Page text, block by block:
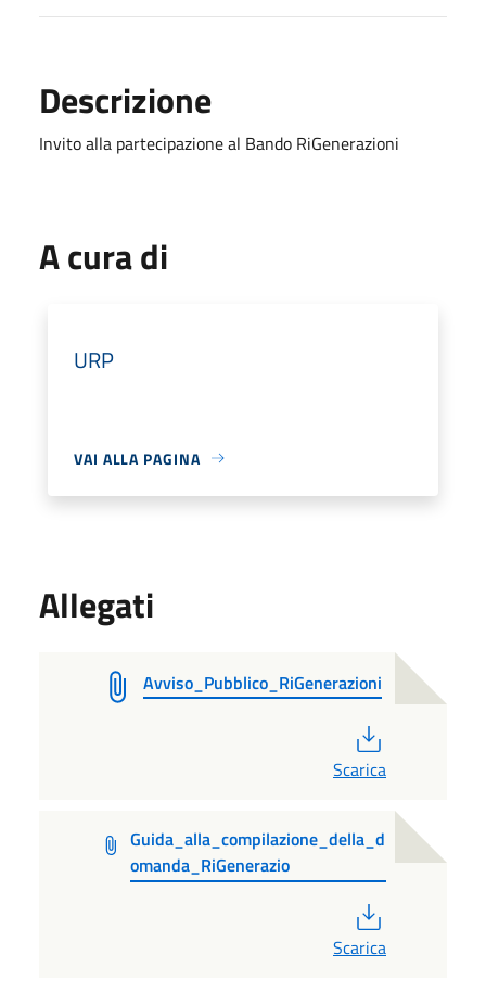
Descrizione
Invito alla partecipazione al Bando RiGenerazioni
A cura di
URP
VAI ALLA PAGINA
Allegati
Avviso_Pubblico_RiGenerazioni
Scarica
Guida_alla_compilazione_della_d
omanda_RiGenerazio
Scarica